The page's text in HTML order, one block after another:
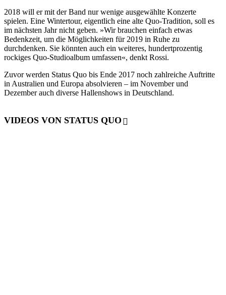
2018 will er mit der Band nur wenige ausgewählte Konzerte
spielen. Eine Wintertour, eigentlich eine alte Quo-Tradition, soll es
im nächsten Jahr nicht geben. »Wir brauchen einfach etwas
Bedenkzeit, um die Möglichkeiten für 2019 in Ruhe zu
durchdenken. Sie könnten auch ein weiteres, hundertprozentig
rockiges Quo-Studioalbum umfassen«, denkt Rossi.
Zuvor werden Status Quo bis Ende 2017 noch zahlreiche Auftritte
in Australien und Europa absolvieren – im November und
Dezember auch diverse Hallenshows in Deutschland.
VIDEOS VON STATUS QUO